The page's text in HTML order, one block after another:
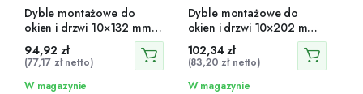
Dyble montażowe do
okien i drzwi 10×132 mm
94,92zł
(77,17 złnetto)
W magazynie
Dyble montażowe do
okien i drzwi 10×202 mm
100 szt.
102,34zł
(83,20 złnetto)
W magazynie